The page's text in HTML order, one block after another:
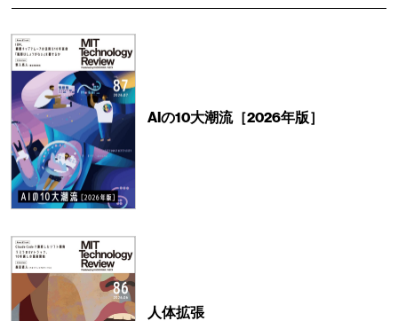
AIの10大潮流［2026年版］
人体拡張